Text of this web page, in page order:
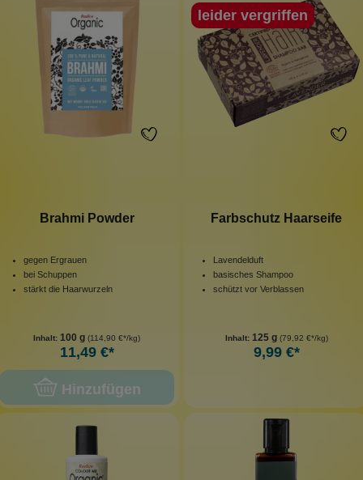
Brahmi Powder
gegen Ergrauen
bei Schuppen
stärkt die Haarwurzeln
Inhalt: 100 g (114,90 €*/kg)
11,49 €*
Hinzufügen
leider vergriffen
Farbschutz Haarseife
Lavendelduft
basisches Shampoo
schützt vor Verblassen
Inhalt: 125 g (79,92 €*/kg)
9,99 €*